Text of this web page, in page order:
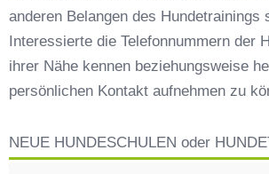
anderen Belangen des Hundetrainings
Interessierte die Telefonnummern der
ihrer Nähe kennen beziehungsweise
persönlichen Kontakt aufnehmen zu
NEUE HUNDESCHULEN oder